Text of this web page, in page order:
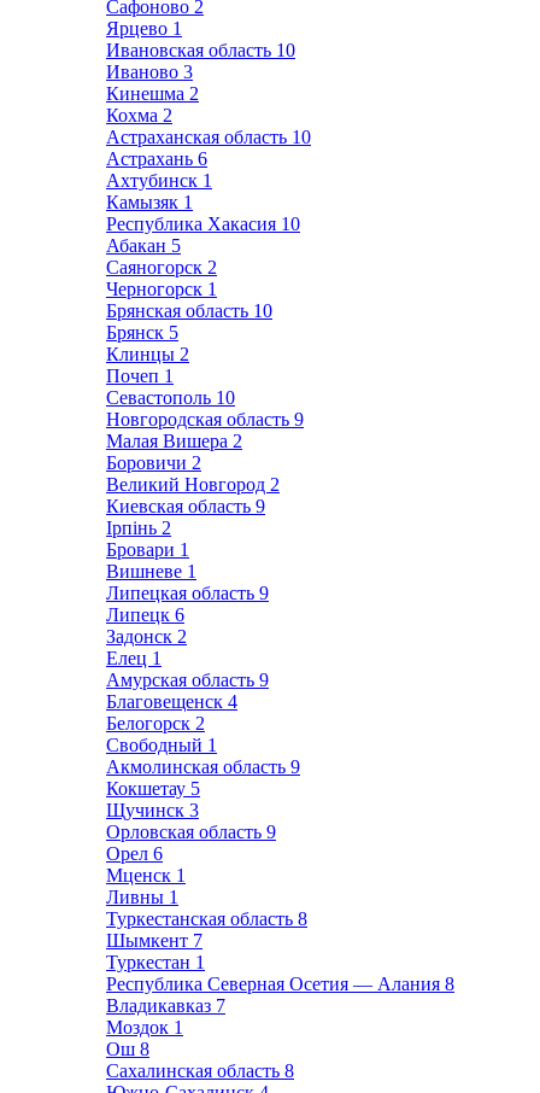
Сафоново 2
Ярцево 1
Ивановская область 10
Иваново 3
Кинешма 2
Кохма 2
Астраханская область 10
Астрахань 6
Ахтубинск 1
Камызяк 1
Республика Хакасия 10
Абакан 5
Саяногорск 2
Черногорск 1
Брянская область 10
Брянск 5
Клинцы 2
Почеп 1
Севастополь 10
Новгородская область 9
Малая Вишера 2
Боровичи 2
Великий Новгород 2
Киевская область 9
Ірпінь 2
Бровари 1
Вишневе 1
Липецкая область 9
Липецк 6
Задонск 2
Елец 1
Амурская область 9
Благовещенск 4
Белогорск 2
Свободный 1
Акмолинская область 9
Кокшетау 5
Щучинск 3
Орловская область 9
Орел 6
Мценск 1
Ливны 1
Туркестанская область 8
Шымкент 7
Туркестан 1
Республика Северная Осетия — Алания 8
Владикавказ 7
Моздок 1
Ош 8
Сахалинская область 8